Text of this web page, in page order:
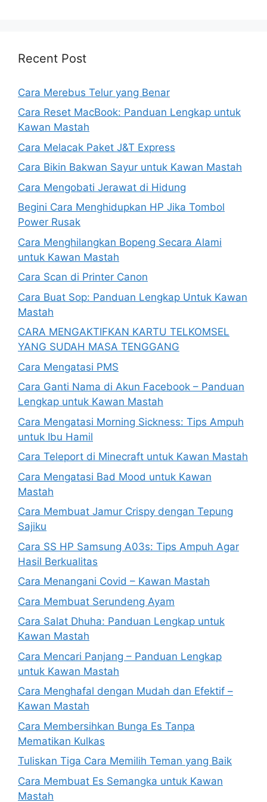
Recent Post
Cara Merebus Telur yang Benar
Cara Reset MacBook: Panduan Lengkap untuk
Kawan Mastah
Cara Melacak Paket J&T Express
Cara Bikin Bakwan Sayur untuk Kawan Mastah
Cara Mengobati Jerawat di Hidung
Begini Cara Menghidupkan HP Jika Tombol
Power Rusak
Cara Menghilangkan Bopeng Secara Alami
untuk Kawan Mastah
Cara Scan di Printer Canon
Cara Buat Sop: Panduan Lengkap Untuk Kawan
Mastah
CARA MENGAKTIFKAN KARTU TELKOMSEL
YANG SUDAH MASA TENGGANG
Cara Mengatasi PMS
Cara Ganti Nama di Akun Facebook – Panduan
Lengkap untuk Kawan Mastah
Cara Mengatasi Morning Sickness: Tips Ampuh
untuk Ibu Hamil
Cara Teleport di Minecraft untuk Kawan Mastah
Cara Mengatasi Bad Mood untuk Kawan
Mastah
Cara Membuat Jamur Crispy dengan Tepung
Sajiku
Cara SS HP Samsung A03s: Tips Ampuh Agar
Hasil Berkualitas
Cara Menangani Covid – Kawan Mastah
Cara Membuat Serundeng Ayam
Cara Salat Dhuha: Panduan Lengkap untuk
Kawan Mastah
Cara Mencari Panjang – Panduan Lengkap
untuk Kawan Mastah
Cara Menghafal dengan Mudah dan Efektif –
Kawan Mastah
Cara Membersihkan Bunga Es Tanpa
Mematikan Kulkas
Tuliskan Tiga Cara Memilih Teman yang Baik
Cara Membuat Es Semangka untuk Kawan
Mastah